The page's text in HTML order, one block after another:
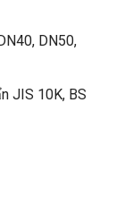
DN50,
JIS 10K, BS